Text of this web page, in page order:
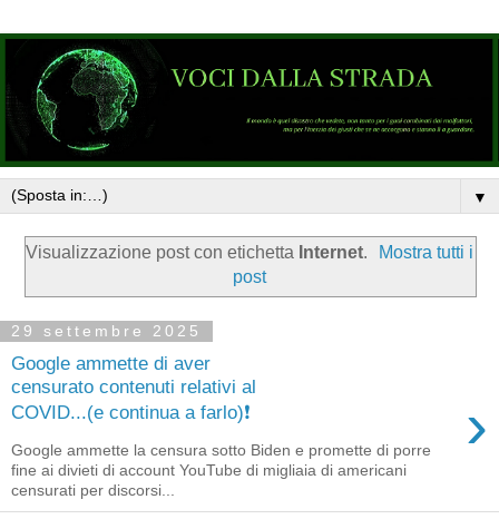
▼
Visualizzazione post con etichetta Internet.
Mostra tutti i
post
29 settembre 2025
Google ammette di aver
censurato contenuti relativi al
COVID...(e continua a farlo)❗️
›
Google ammette la censura sotto Biden e promette di porre
fine ai divieti di account YouTube di migliaia di americani
censurati per discorsi...